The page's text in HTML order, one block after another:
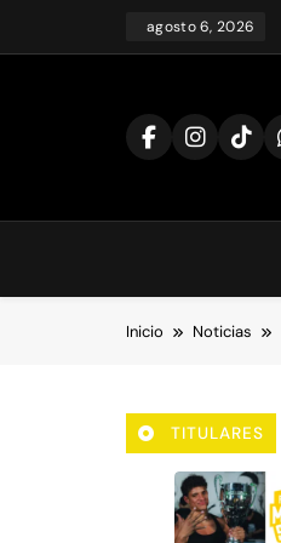
agosto 6, 2026
Inicio Noticias
TITULARES